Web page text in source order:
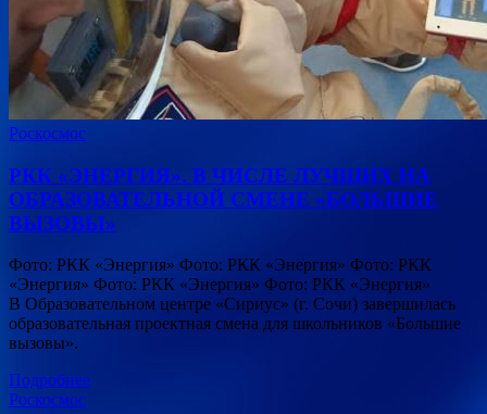
Роскосмос
РКК «ЭНЕРГИЯ». В ЧИСЛЕ ЛУЧШИХ НА
ОБРАЗОВАТЕЛЬНОЙ СМЕНЕ «БОЛЬШИЕ
ВЫЗОВЫ»
Фото: РКК «Энергия» Фото: РКК «Энергия» Фото: РКК
«Энергия» Фото: РКК «Энергия» Фото: РКК «Энергия»
В Образовательном центре «Сириус» (г. Сочи) завершилась
образовательная проектная смена для школьников «Большие
вызовы».
Подробнее
Роскосмос